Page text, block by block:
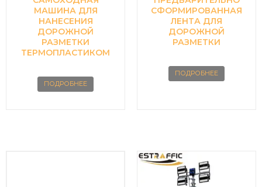
МАШИНА ДЛЯ
НАНЕСЕНИЯ
ДОРОЖНОЙ
РАЗМЕТКИ
ТЕРМОПЛАСТИКОМ
ПОДРОБНЕЕ
СФОРМИРОВАННАЯ
ЛЕНТА ДЛЯ
ДОРОЖНОЙ
РАЗМЕТКИ
ПОДРОБНЕЕ